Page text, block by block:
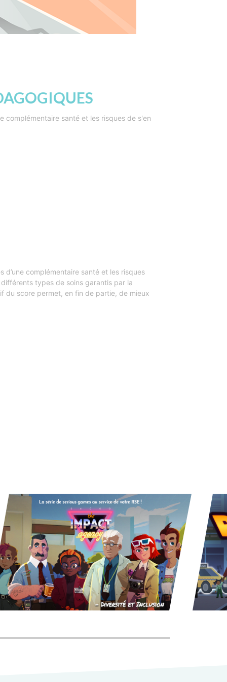
complémentaire santé et les risques de s'en
complémentaire santé et les risques
types de soins garantis par la
du score permet, en fin de partie, de mieux